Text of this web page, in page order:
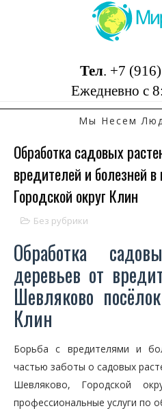
Тел. +7
Ежедневно с
Мы Несем
Обработка садовых
вредителей и болезней
Городской округ Клин
Без рубрики
Обработка
деревьев от
Шевляково
Клин
Борьба с вредителями и
частью заботы о садовых
Шевляково, Городской
профессиональные услуги по